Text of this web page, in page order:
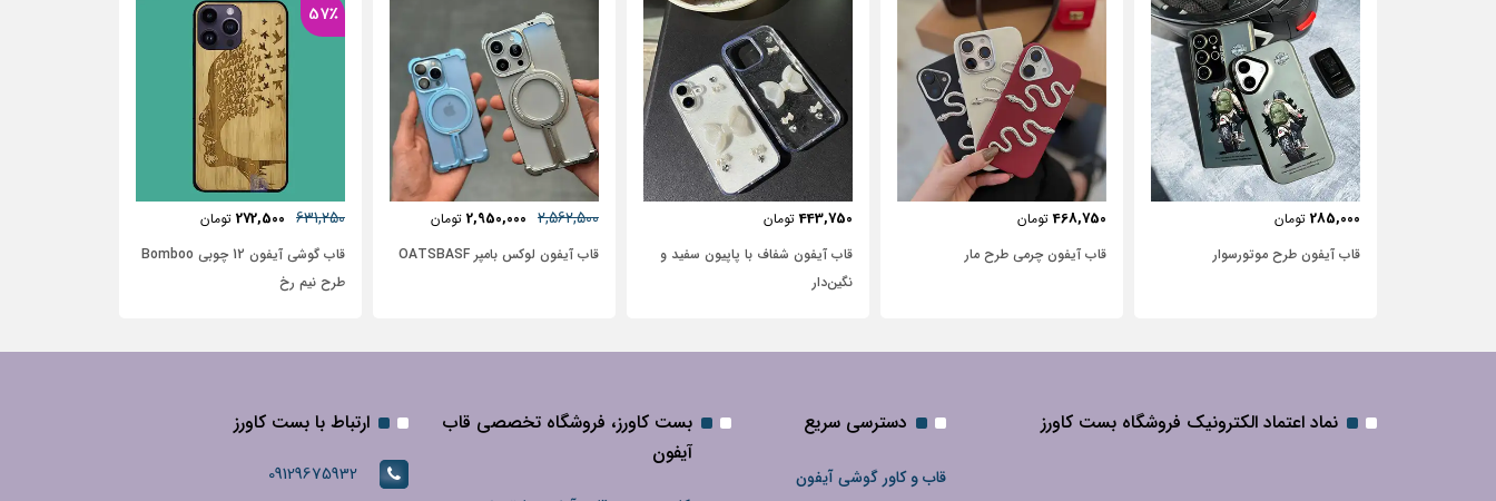
468,750 تومان
قاب آیفون چرمی طرح مار
443,750 تومان
قاب آیفون شفاف با پاپیون سفید و
2,562,500
2,950,000
قاب آیفون لوکس بامپر OATSBASF
57٪
631,250
272,500 تومان
قاب گوشی آیفون 12 چوبی Bomboo
37٪
481,250
306,250 تومان
قاب آیفون آیفون 12 طرح گل آبرنگی
گل آبی با زمینه سفید
نماد اعتماد الکترونیک فروشگاه بست کاورز دسترسی سریع
قاب و کاور گوشی آیفون
بست کاورز، فروشگاه تخصصی قاب
آیفون
ارتباط با بست کاورز
09129675932